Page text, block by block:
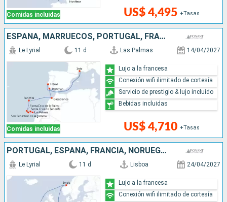
Comidas incluidas US$ 4,495 +Tasas
ESPAÑA, MARRUECOS, PORTUGAL, FRANCIA
Comidas incluidas
Le Lyrial 11 d Las Palmas 14/04/2027
US$ 4,710 +Tasas
Lujo a la francesa
Conexión wifi ilimitado de cortesía
Servicio de prestigio & lujo incluido
Bebidas incluidas
PORTUGAL, ESPAÑA, FRANCIA, NORUEGA, REINO UNIDO
Le Lyrial 11 d Lisboa 24/04/2027
Lujo a la francesa
Conexión wifi ilimitado de cortesía